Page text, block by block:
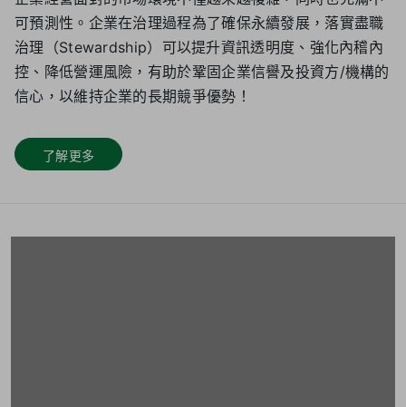
可預測性。企業在治理過程為了確保永續發展，落實盡職
治理（Stewardship）可以提升資訊透明度、強化內稽內
控、降低營運風險，有助於鞏固企業信譽及投資方/機構的
信心，以維持企業的長期競爭優勢！
了解更多